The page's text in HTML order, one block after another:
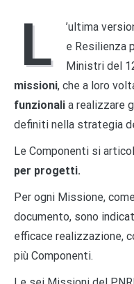
L
’ultima
e Resilienza
Ministri del
missioni, che a loro
funzionali a realizzare
definiti nella strategia
Le Componenti si
per progetti.
Per ogni Missione,
documento, sono
efficace realizzazione,
più Componenti.